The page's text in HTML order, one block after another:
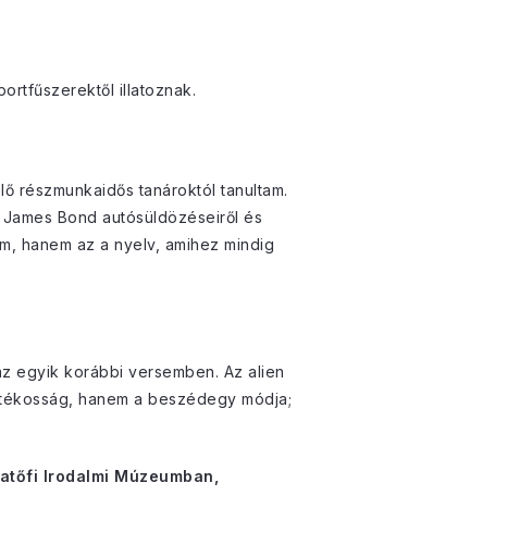
illatoznak.
részmunkaidős tanároktól tanultam.
Bond autósüldözéseiről és
hanem az a nyelv, amihez mindig
egyik korábbi versemben. Az alien
hanem a beszédegy módja;
Irodalmi Múzeumban,